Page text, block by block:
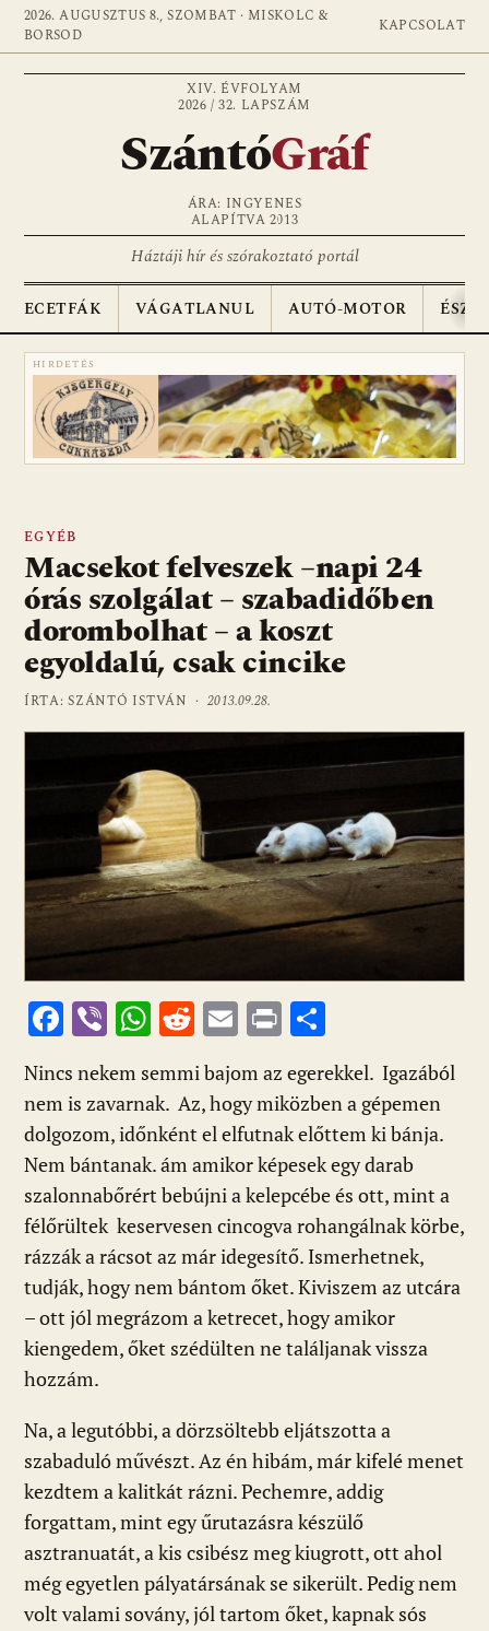
2026. AUGUSZTUS 8., SZOMBAT · MISKOLC &
BORSOD
KAPCSOLAT
XIV. ÉVFOLYAM
2026 / 32. LAPSZÁM
SzántóGráf
ÁRA: INGYENES
ALAPÍTVA 2013
Háztáji hír és szórakoztató portál
ECETFÁK VÁGATLANUL AUTÓ-MOTOR
HIRDETÉS
EGYÉB
Macsekot felveszek –napi 24
órás szolgálat – szabadidőben
dorombolhat – a koszt
egyoldalú, csak cincike
ÍRTA: SZÁNTÓ ISTVÁN ·2013.09.28.
F
e
b
o
o
k
Vi
er
W
at
s
A
p
p
R
e
d
di
t
E
ai
l
Pr
t
ss
za
m
e
g
Nincs nekem semmi bajom az egerekkel. Igazából
nem is zavarnak. Az, hogy miközben a gépemen
dolgozom, időnként el elfutnak előttem ki bánja.
Nem bántanak. ám amikor képesek egy darab
szalonnabőrért bebújni a kelepcébe és ott, mint a
félőrültek keservesen cincogva rohangálnak körbe,
rázzák a rácsot az már idegesítő. Ismerhetnek,
tudják, hogy nem bántom őket. Kiviszem az utcára
– ott jól megrázom a ketrecet, hogy amikor
kiengedem, őket szédülten ne találjanak vissza
hozzám.
Na, a legutóbbi, a dörzsöltebb eljátszotta a
szabaduló művészt. Az én hibám, már kifelé menet
kezdtem a kalitkát rázni. Pechemre, addig
forgattam, mint egy űrutazásra készülő
asztranuatát, a kis csibész meg kiugrott, ott ahol
még egyetlen pályatársának se sikerült. Pedig nem
volt valami sovány, jól tartom őket, kapnak sós